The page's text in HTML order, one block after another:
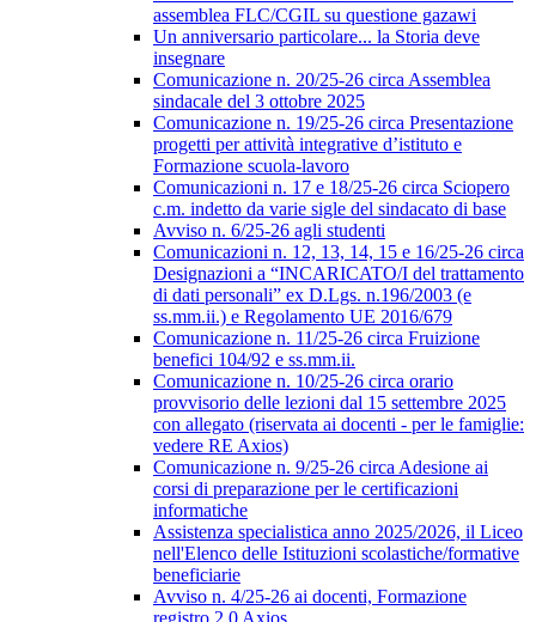
assemblea FLC/CGIL su questione gazawi
Un anniversario particolare... la Storia deve
insegnare
Comunicazione n. 20/25-26 circa Assemblea
sindacale del 3 ottobre 2025
Comunicazione n. 19/25-26 circa Presentazione
progetti per attività integrative d’istituto e
Formazione scuola-lavoro
Comunicazioni n. 17 e 18/25-26 circa Sciopero
c.m. indetto da varie sigle del sindacato di base
Avviso n. 6/25-26 agli studenti
Comunicazioni n. 12, 13, 14, 15 e 16/25-26 circa
Designazioni a “INCARICATO/I del trattamento
di dati personali” ex D.Lgs. n.196/2003 (e
ss.mm.ii.) e Regolamento UE 2016/679
Comunicazione n. 11/25-26 circa Fruizione
benefici 104/92 e ss.mm.ii.
Comunicazione n. 10/25-26 circa orario
provvisorio delle lezioni dal 15 settembre 2025
con allegato (riservata ai docenti - per le famiglie:
vedere RE Axios)
Comunicazione n. 9/25-26 circa Adesione ai
corsi di preparazione per le certificazioni
informatiche
Assistenza specialistica anno 2025/2026, il Liceo
nell'Elenco delle Istituzioni scolastiche/formative
beneficiarie
Avviso n. 4/25-26 ai docenti, Formazione